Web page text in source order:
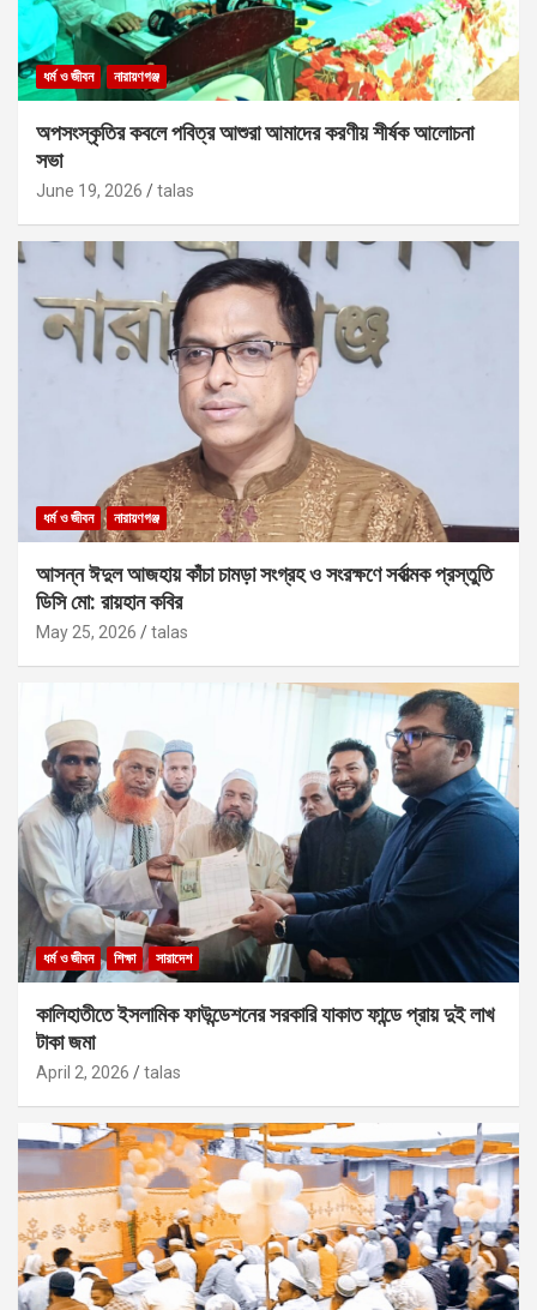
ধর্ম ও জীবন নারায়ণগঞ্জ
অপসংস্কৃতির কবলে পবিত্র আশুরা আমাদের করণীয় শীর্ষক আলোচনা
সভা
June 19, 2026 talas
ধর্ম ও জীবন নারায়ণগঞ্জ
আসন্ন ঈদুল আজহায় কাঁচা চামড়া সংগ্রহ ও সংরক্ষণে সর্বাত্মক প্রস্তুতি
ডিসি মো: রায়হান কবির
May 25, 2026 talas
ধর্ম ও জীবন শিক্ষা সারাদেশ
কালিহাতীতে ইসলামিক ফাউন্ডেশনের সরকারি যাকাত ফান্ডে প্রায় দুই লাখ
টাকা জমা
April 2, 2026 talas